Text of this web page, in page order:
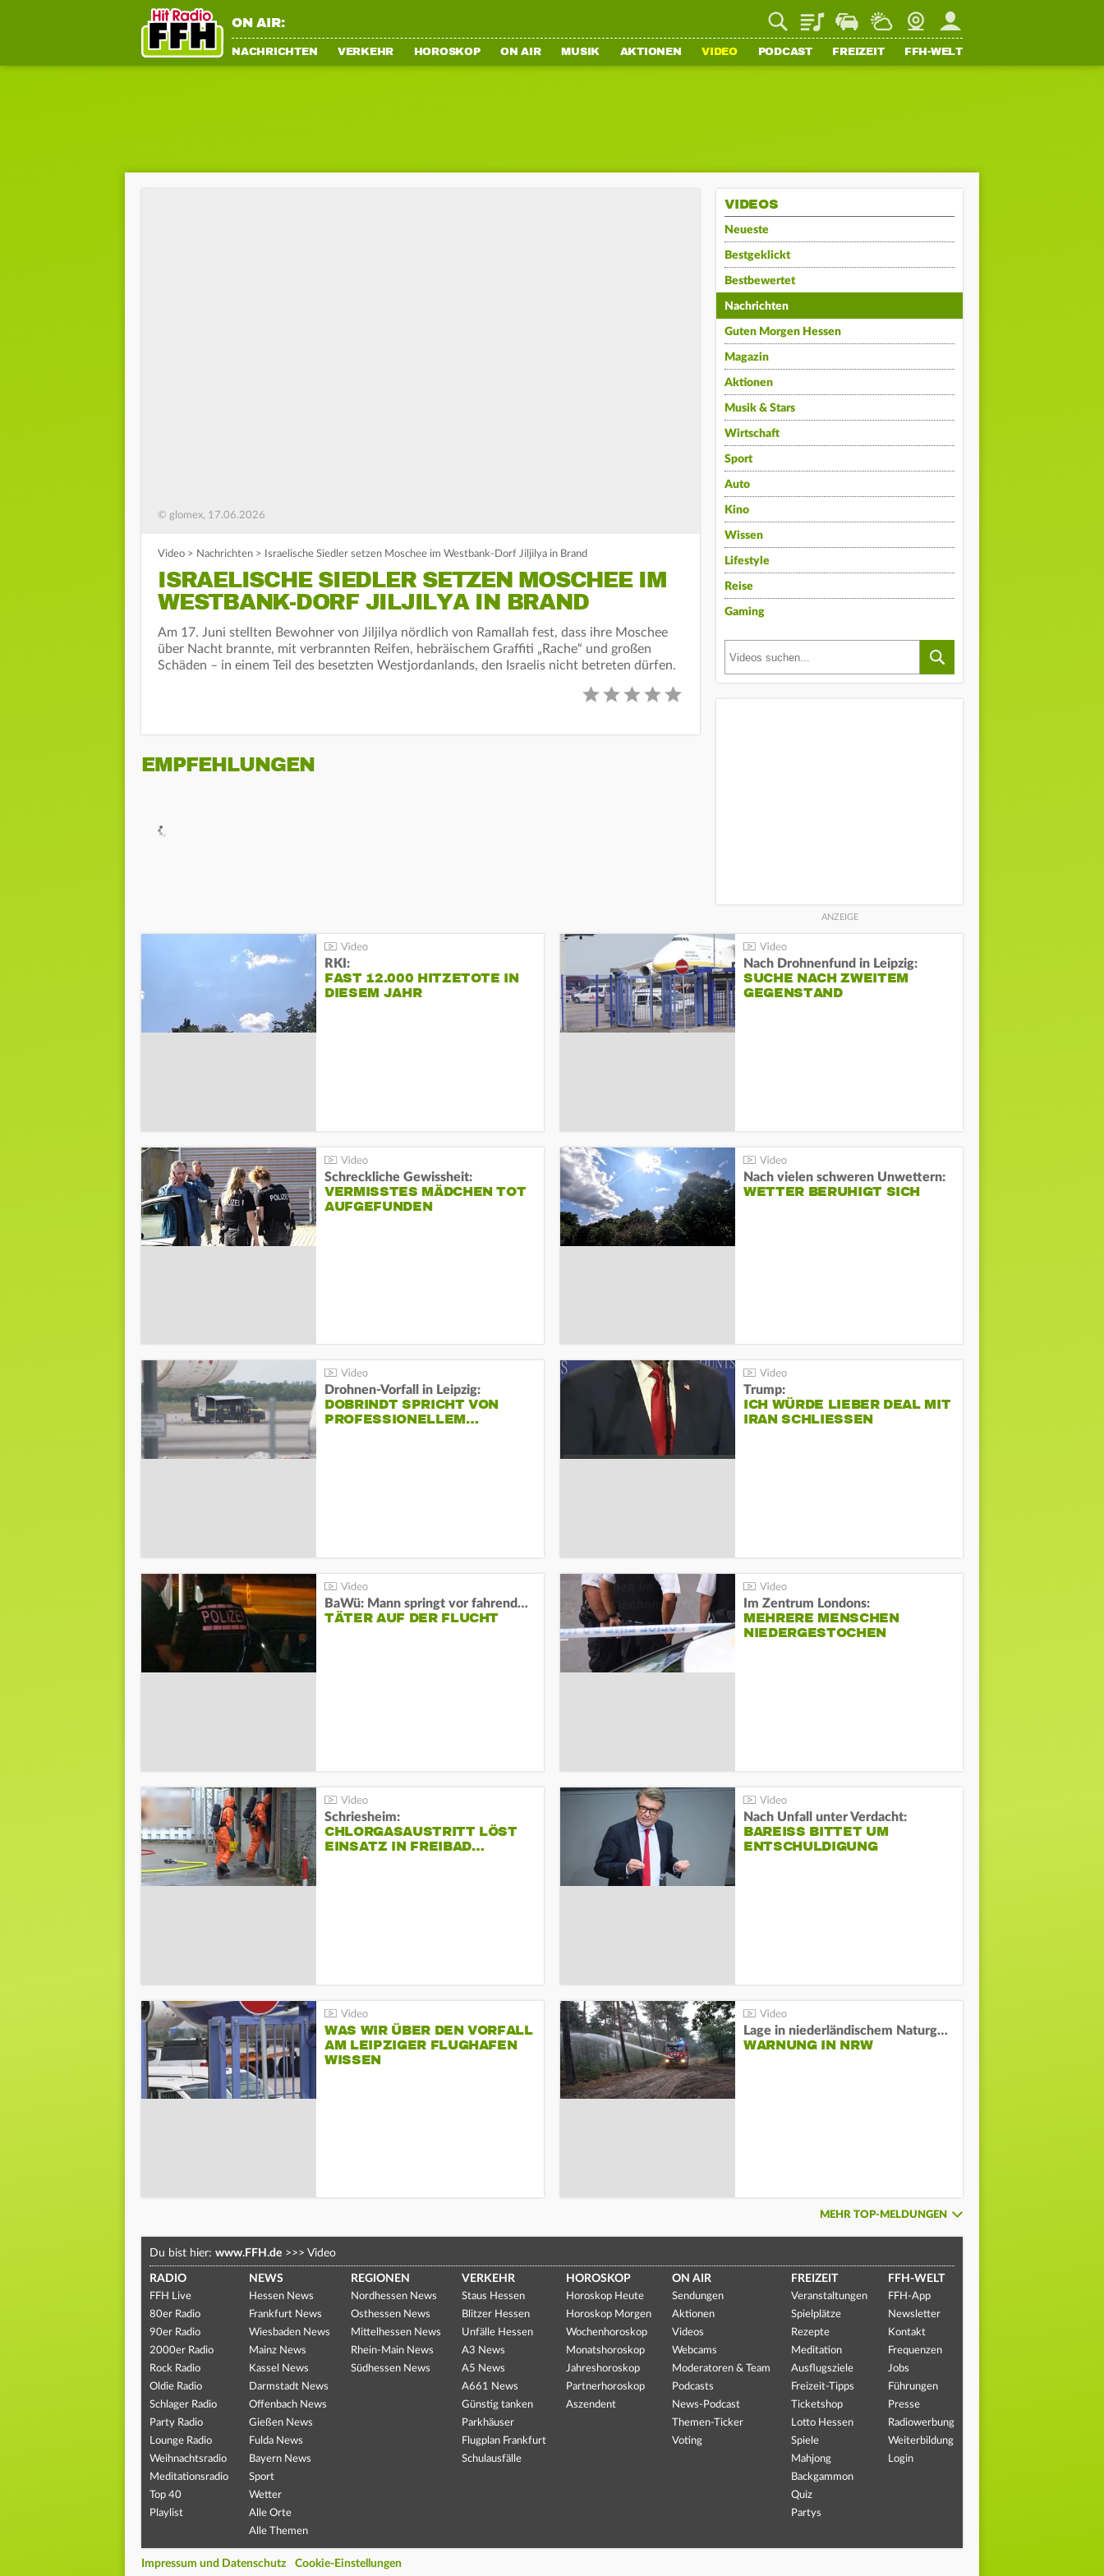
ON AIR: PlaylistStaupilotWetterWebcamMein FFH
NACHRICHTEN VERKEHR HOROSKOP ON AIR MUSIK AKTIONEN VIDEO PODCAST FREIZEIT FFH-WELT
© glomex, 17.06.2026
Video > Nachrichten > Israelische Siedler setzen Moschee im Westbank-Dorf Jiljilya in Brand
ISRAELISCHE SIEDLER SETZEN MOSCHEE IM
WESTBANK-DORF JILJILYA IN BRAND
Am 17. Juni stellten Bewohner von Jiljilya nördlich von Ramallah fest, dass ihre Moschee
über Nacht brannte, mit verbrannten Reifen, hebräischem Graffiti „Rache“ und großen
Schäden – in einem Teil des besetzten Westjordanlands, den Israelis nicht betreten dürfen.
EMPFEHLUNGEN
VIDEOS
Neueste
Bestgeklickt
Bestbewertet
Nachrichten
Guten Morgen Hessen
Magazin
Aktionen
Musik & Stars
Wirtschaft
Sport
Auto
Kino
Wissen
Lifestyle
Reise
Gaming
RKI:
FAST 12.000 HITZETOTE IN
DIESEM JAHR
Nach Drohnenfund in Leipzig:
SUCHE NACH ZWEITEM
GEGENSTAND
Schreckliche Gewissheit:
VERMISSTES MÄDCHEN TOT
AUFGEFUNDEN
Nach vielen schweren Unwettern:
WETTER BERUHIGT SICH
Drohnen-Vorfall in Leipzig:
DOBRINDT SPRICHT VON
PROFESSIONELLEM…
Trump:
ICH WÜRDE LIEBER DEAL MIT
IRAN SCHLIESSEN
BaWü: Mann springt vor fahrendes Auto und schießt
TÄTER AUF DER FLUCHT
Im Zentrum Londons:
MEHRERE MENSCHEN
NIEDERGESTOCHEN
Schriesheim:
CHLORGASAUSTRITT LÖST
EINSATZ IN FREIBAD…
Nach Unfall unter Verdacht:
BAREISS BITTET UM E
NTSCHULDIGUNG
WAS WIR ÜBER DEN VORFALL
AM LEIPZIGER FLUGHAFEN
WISSEN
Lage in niederländischem Naturgebiet stabil
WARNUNG IN NRW
MEHR TOP-MELDUNGEN
Du bist hier: www.FFH.de >>> Video
RADIO
FFH Live
80er Radio
90er Radio
2000er Radio
Rock Radio
Oldie Radio
Schlager Radio
Party Radio
Lounge Radio
Weihnachtsradio
Meditationsradio
Top 40
Playlist
NEWS
Hessen News
Frankfurt News
Wiesbaden News
Mainz News
Kassel News
Darmstadt News
Offenbach News
Gießen News
Fulda News
Bayern News
Sport
Wetter
Alle Orte
Alle Themen
REGIONEN
Nordhessen News
Osthessen News
Mittelhessen News
Rhein-Main News
Südhessen News
VERKEHR
Staus Hessen
Blitzer Hessen
Unfälle Hessen
A3 News
A5 News
A661 News
Günstig tanken
Parkhäuser
Flugplan Frankfurt
Schulausfälle
HOROSKOP
Horoskop Heute
Horoskop Morgen
Wochenhoroskop
Monatshoroskop
Jahreshoroskop
Partnerhoroskop
Aszendent
ON AIR
Sendungen
Aktionen
Videos
Webcams
Moderatoren & Team
Podcasts
News-Podcast
Themen-Ticker
Voting
FREIZEIT
Veranstaltungen
Spielplätze
Rezepte
Meditation
Ausflugsziele
Freizeit-Tipps
Ticketshop
Lotto Hessen
Spiele
Mahjong
Backgammon
Quiz
Partys
FFH-WELT
FFH-App
Newsletter
Kontakt
Frequenzen
Jobs
Führungen
Presse
Radiowerbung
Weiterbildung
Login
Impressum und Datenschutz Cookie-Einstellungen